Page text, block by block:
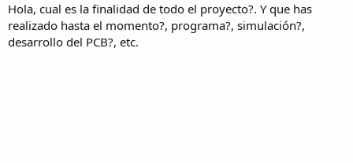
Hola, cual es la finalidad de todo el proyecto?. Y que has
realizado hasta el momento?, programa?, simulación?,
desarrollo del PCB?, etc.